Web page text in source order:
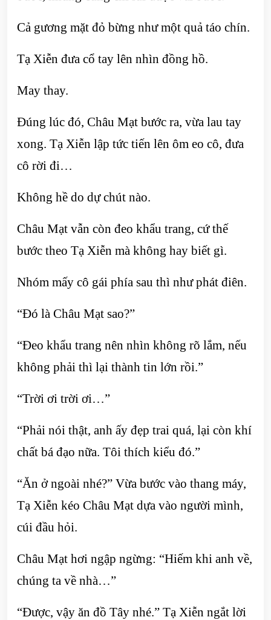
Cả gương mặt đỏ bừng như một quả táo chín.
Tạ Xiễn đưa cổ tay lên nhìn đồng hồ.
May thay.
Đúng lúc đó, Châu Mạt bước ra, vừa lau tay
xong. Tạ Xiễn lập tức tiến lên ôm eo cô, đưa
cô rời đi…
Không hề do dự chút nào.
Châu Mạt vẫn còn đeo khẩu trang, cứ thế
bước theo Tạ Xiễn mà không hay biết gì.
Nhóm mấy cô gái phía sau thì như phát điên.
“Đó là Châu Mạt sao?”
“Đeo khẩu trang nên nhìn không rõ lắm, nếu
không phải thì lại thành tin lớn rồi.”
“Trời ơi trời ơi…”
“Phải nói thật, anh ấy đẹp trai quá, lại còn khí
chất bá đạo nữa. Tôi thích kiểu đó.”
“Ăn ở ngoài nhé?” Vừa bước vào thang máy,
Tạ Xiễn kéo Châu Mạt dựa vào người mình,
cúi đầu hỏi.
Châu Mạt hơi ngập ngừng: “Hiếm khi anh về,
chúng ta về nhà…”
“Được, vậy ăn đồ Tây nhé.” Tạ Xiễn ngắt lời